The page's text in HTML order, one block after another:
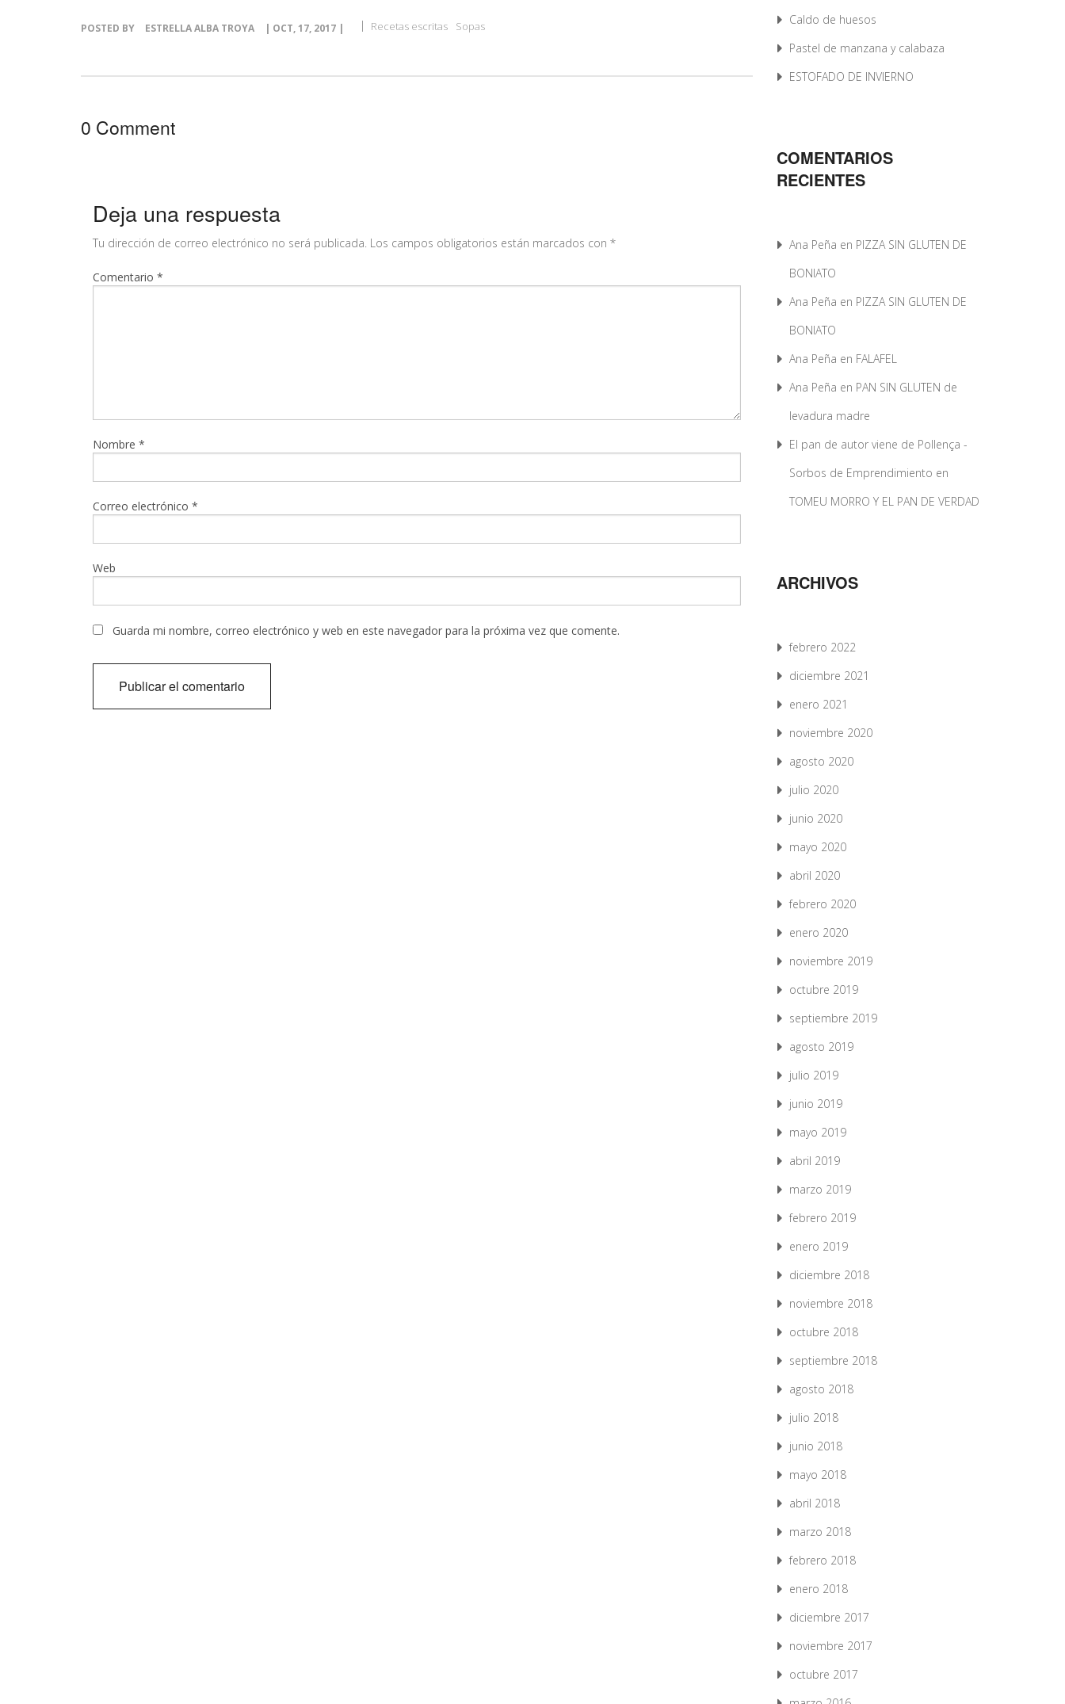
POSTED BY ESTRELLA ALBA TROYA | OCT, 17, 2017 | Recetas escritas Sopas
0 Comment
Deja una respuesta
Tu dirección de correo electrónico no será publicada. Los campos obligatorios están marcados con *
Comentario *
Nombre *
Correo electrónico *
Web
Guarda mi nombre, correo electrónico y web en este navegador para la próxima vez que comente.
Caldo de huesos
Pastel de manzana y calabaza
ESTOFADO DE INVIERNO
COMENTARIOS
RECIENTES
Ana Peña en PIZZA SIN GLUTEN DE
BONIATO
Ana Peña en PIZZA SIN GLUTEN DE
BONIATO
Ana Peña en FALAFEL
Ana Peña en PAN SIN GLUTEN de
levadura madre
El pan de autor viene de Pollença -
Sorbos de Emprendimiento en
TOMEU MORRO Y EL PAN DE VERDAD
ARCHIVOS
febrero 2022
diciembre 2021
enero 2021
noviembre 2020
agosto 2020
julio 2020
junio 2020
mayo 2020
abril 2020
febrero 2020
enero 2020
noviembre 2019
octubre 2019
septiembre 2019
agosto 2019
julio 2019
junio 2019
mayo 2019
abril 2019
marzo 2019
febrero 2019
enero 2019
diciembre 2018
noviembre 2018
octubre 2018
septiembre 2018
agosto 2018
julio 2018
junio 2018
mayo 2018
abril 2018
marzo 2018
febrero 2018
enero 2018
diciembre 2017
noviembre 2017
octubre 2017